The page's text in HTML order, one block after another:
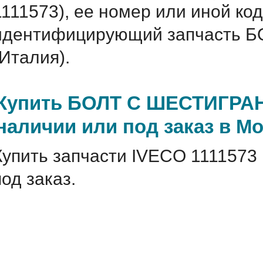
ее номер или иной
БОЛТ С
или под заказ в
запчасти IVECO
заказ.